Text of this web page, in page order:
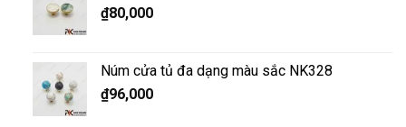
₫80,000
Núm cửa tủ đa dạng màu sắc NK328
₫96,000